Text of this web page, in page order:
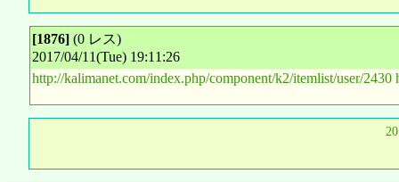
[1876] (0 レス)
2017/04/11(Tue) 19:11:26
http://kalimanet.com/index.php/component/k2/itemlist/user/2430